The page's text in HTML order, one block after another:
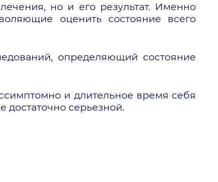
но и его результат. Именно
оценить состояние всего
определяющий состояние
и длительное время себя
серьезной.